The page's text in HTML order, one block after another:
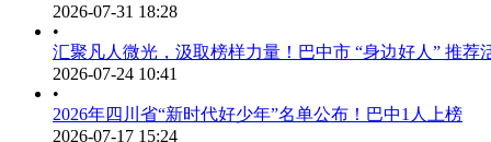
2026-07-31 18:28
•
汇聚凡人微光，汲取榜样力量！巴中市 “身边好人” 推荐
2026-07-24 10:41
•
2026年四川省“新时代好少年”名单公布！巴中1人上榜
2026-07-17 15:24